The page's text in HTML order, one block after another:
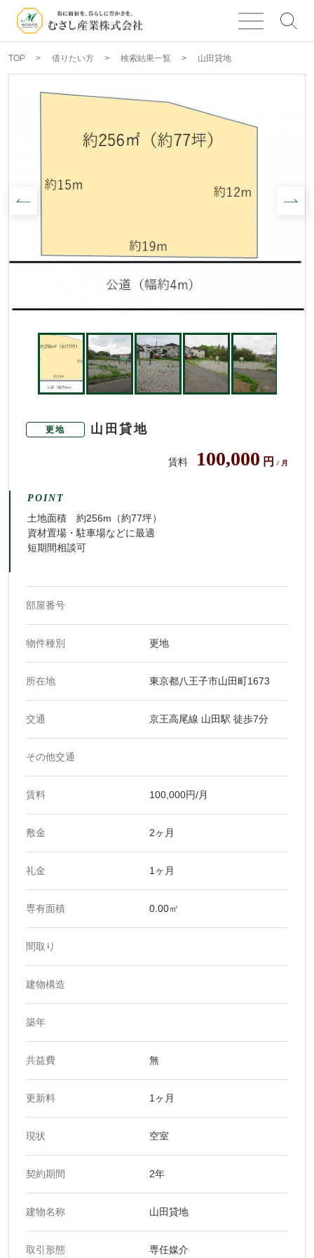
TOP 借りたい方 検索結果一覧 山田貸地
更地 山田貸地
賃料 100,000 円 / 月
POINT
土地面積 約256m（約77坪）
資材置場・駐車場などに最適
短期間相談可
部屋番号
物件種別 更地
所在地 東京都八王子市山田町1673
交通 京王高尾線 山田駅 徒歩7分
その他交通
賃料 100,000円/月
敷金 2ヶ月
礼金 1ヶ月
専有面積 0.00㎡
間取り
建物構造
築年
共益費 無
更新料 1ヶ月
現状 空室
契約期間 2年
建物名称 山田貸地
取引形態 専任媒介